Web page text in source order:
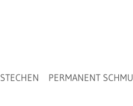
PERMANENT